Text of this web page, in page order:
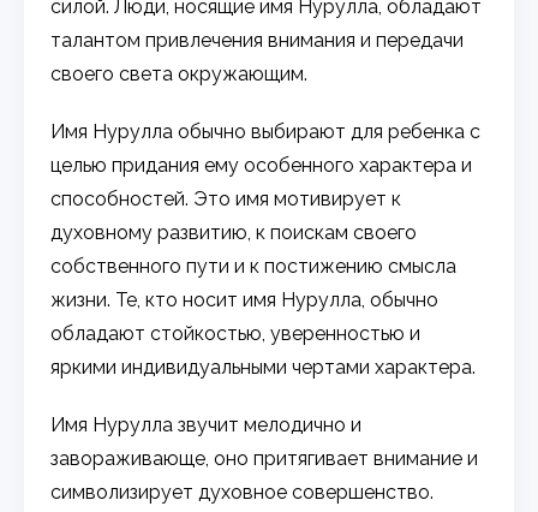
силой. Люди, носящие имя Нурулла, обладают
талантом привлечения внимания и передачи
своего света окружающим.
Имя Нурулла обычно выбирают для ребенка с
целью придания ему особенного характера и
способностей. Это имя мотивирует к
духовному развитию, к поискам своего
собственного пути и к постижению смысла
жизни. Те, кто носит имя Нурулла, обычно
обладают стойкостью, уверенностью и
яркими индивидуальными чертами характера.
Имя Нурулла звучит мелодично и
завораживающе, оно притягивает внимание и
символизирует духовное совершенство.